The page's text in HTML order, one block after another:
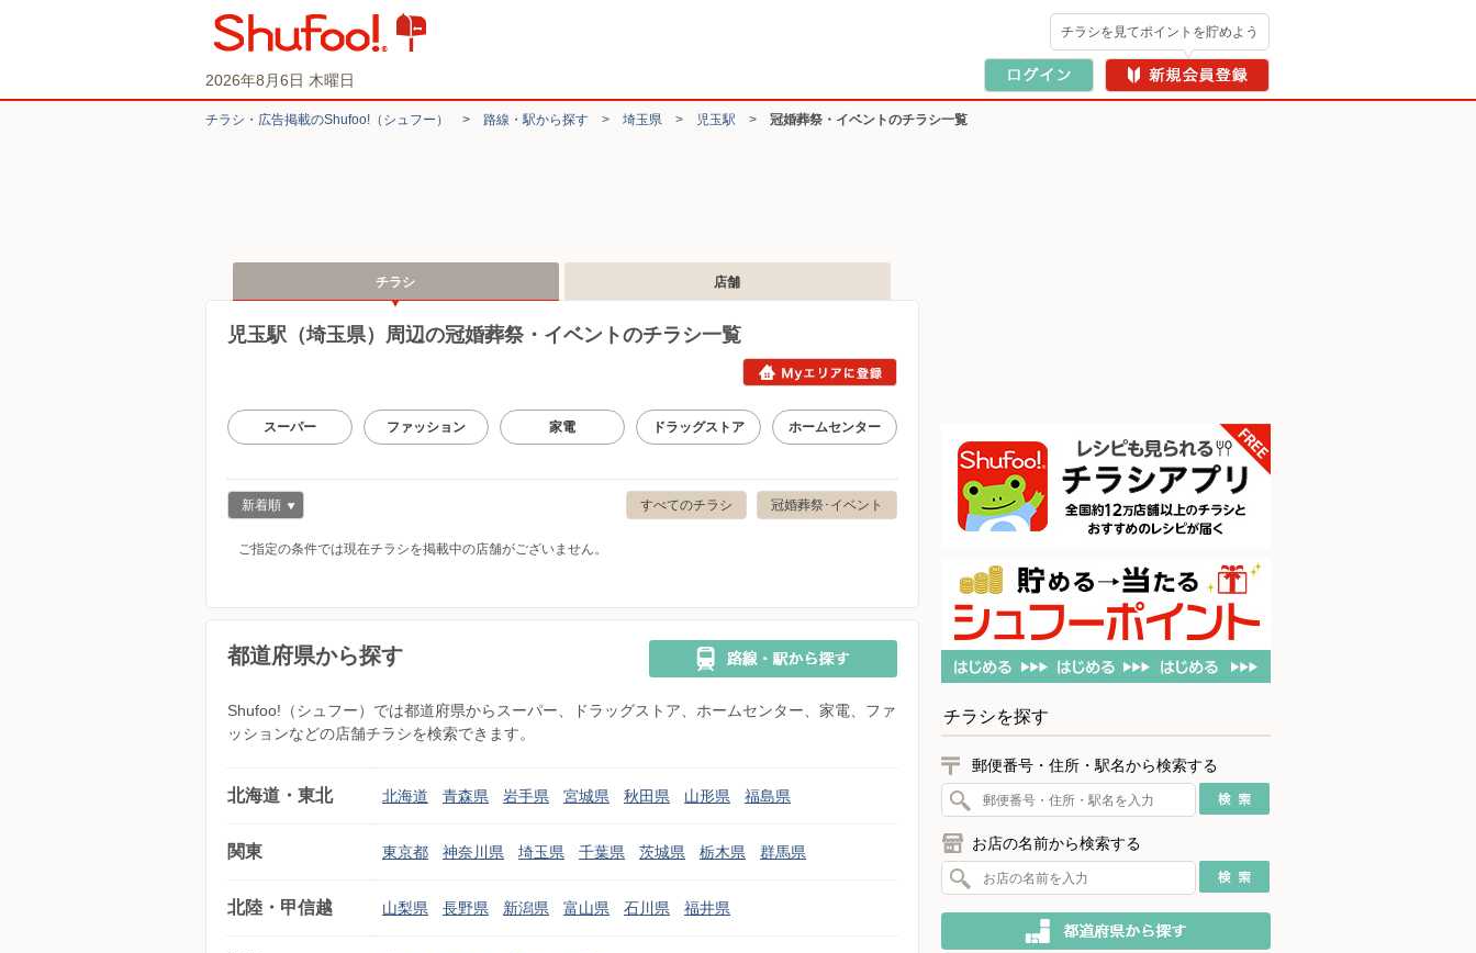
2026年8月6日 木曜日
チラシを見てポイントを貯めよう
チラシ・​広告掲載の​Shufoo!​（シュフー） > 路線・駅から探す > 埼玉県 > 児玉駅 > 冠婚葬祭・イベントのチラシ一覧
チラシ 店舗
児玉駅（埼玉県）周辺の冠婚葬祭・イベントのチラシ一覧
スーパー ファッション 家電 ドラッグストア ホームセンター
冠婚葬祭･イベント
すべてのチラシ
新着順
ご指定の条件では現在チラシを掲載中の店舗がございません。
都道府県から探す
Shufoo!（シュフー）では都道府県からスーパー、ドラッグストア、ホームセンター、家電、ファ
ッションなどの店舗チラシを検索できます。
北海道・東北 北海道 青森県 岩手県 宮城県 秋田県 山形県 福島県
関東 東京都 神奈川県 埼玉県 千葉県 茨城県 栃木県 群馬県
北陸・甲信越 山梨県 長野県 新潟県 富山県 石川県 福井県
チラシを探す
郵便番号・住所・駅名から検索する
お店の名前から検索する